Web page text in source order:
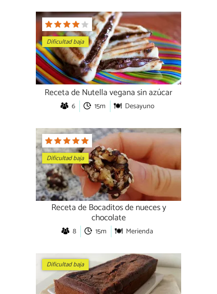
Dificultad baja
Receta de Nutella vegana sin azúcar
6 15m Desayuno
Dificultad baja
Receta de Bocaditos de nueces y
chocolate
8 15m Merienda
Dificultad baja